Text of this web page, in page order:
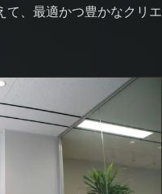
て、最適かつ豊かなクリエ